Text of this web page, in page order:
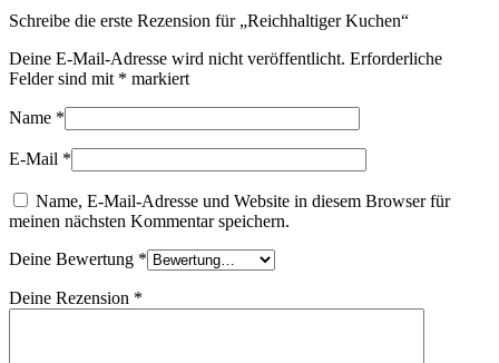
Schreibe die erste Rezension für „Reichhaltiger Kuchen“
Deine E-Mail-Adresse wird nicht veröffentlicht. Erforderliche
Felder sind mit * markiert
Name *
E-Mail *
Name, E-Mail-Adresse und Website in diesem Browser für
meinen nächsten Kommentar speichern.
Deine Bewertung *
Deine Rezension *